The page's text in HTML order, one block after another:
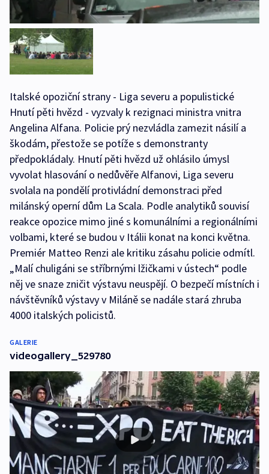
Italské opoziční strany - Liga severu a populistické
Hnutí pěti hvězd - vyzvaly k rezignaci ministra vnitra
Angelina Alfana. Policie prý nezvládla zamezit násilí a
škodám, přestože se potíže s demonstranty
předpokládaly. Hnutí pěti hvězd už ohlásilo úmysl
vyvolat hlasování o nedůvěře Alfanovi, Liga severu
svolala na pondělí protivládní demonstraci před
milánský operní dům La Scala. Podle analytiků souvisí
reakce opozice mimo jiné s komunálními a regionálními
volbami, které se budou v Itálii konat na konci května.
Premiér Matteo Renzi ale kritiku zásahu policie odmítl.
„Malí chuligáni se stříbrnými lžičkami v ústech“ podle
něj ve snaze zničit výstavu neuspějí. O bezpečí místních i
návštěvníků výstavy v Miláně se nadále stará zhruba
4000 italských policistů.
GALERIE
videogallery_529780